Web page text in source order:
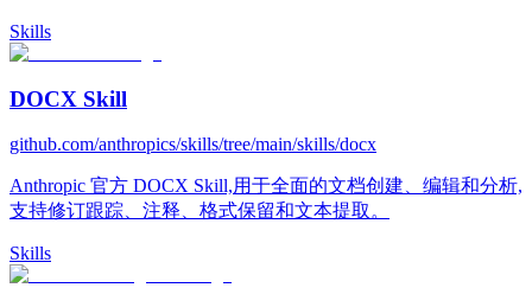
Skills
DOCX Skill
github.com/anthropics/skills/tree/main/skills/docx
Anthropic 官方 DOCX Skill,用于全面的文档创建、编辑和分析,
支持修订跟踪、注释、格式保留和文本提取。
Skills